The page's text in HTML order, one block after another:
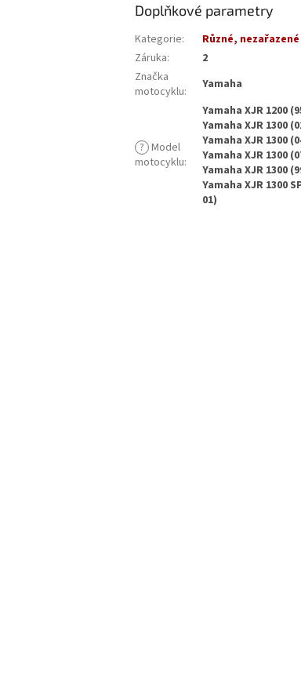
Doplňkové parametry
Kategorie:
Různé, nezařazené
Záruka:
2
Značka
motocyklu: Yamaha
? Model
motocyklu:
Yamaha XJR 1200
Yamaha XJR 1300
Yamaha XJR 1300
Yamaha XJR 1300
Yamaha XJR 1300
Yamaha XJR 1300
01)